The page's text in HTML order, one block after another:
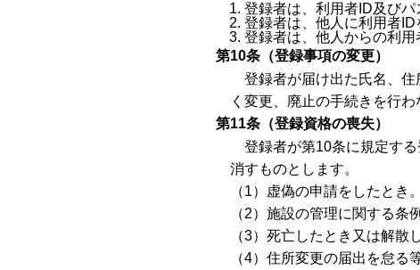
登録者は、利用者ID及びパ
登録者は、他人に利用者ID
登録者は、他人からの利用
第10条（登録事項の変更）
登録者が届け出た氏名、
く変更、廃止の手続きを行わ
第11条（登録資格の喪失）
登録者が第10条に規定す
消すものとします。
（1）虚偽の申請をしたとき。
（2）施設の管理に関する条
（3）死亡したとき又は解散
（4）住所変更の届出を怠